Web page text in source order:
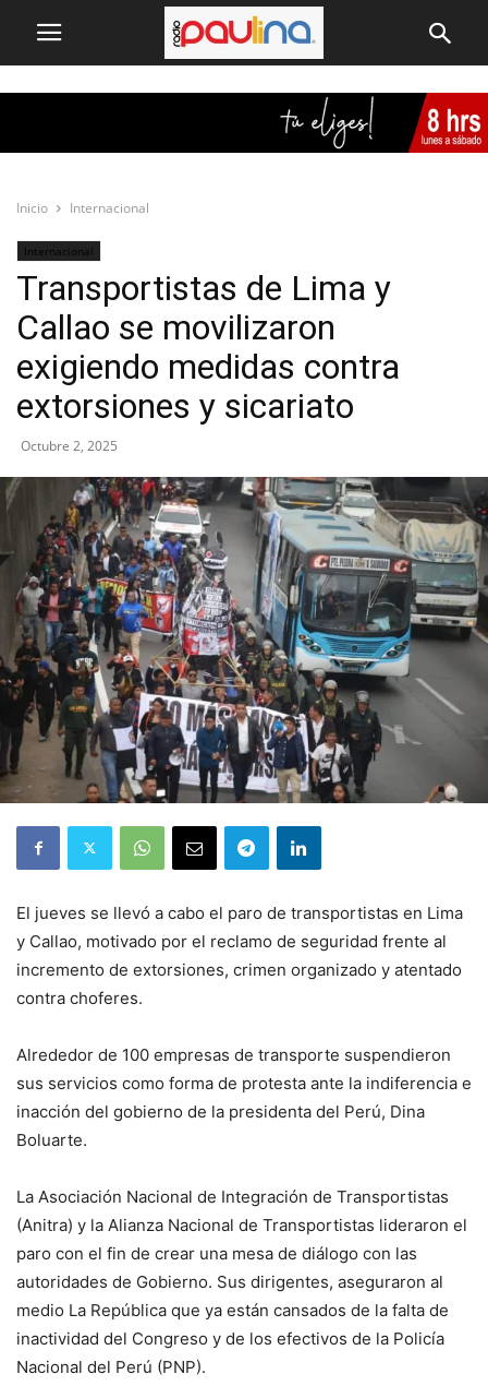
Inicio Internacional
Internacional
Transportistas de Lima y
Callao se movilizaron
exigiendo medidas contra
extorsiones y sicariato
Octubre 2, 2025
El jueves se llevó a cabo el paro de transportistas en Lima
y Callao, motivado por el reclamo de seguridad frente al
incremento de extorsiones, crimen organizado y atentado
contra choferes.
Alrededor de 100 empresas de transporte suspendieron
sus servicios como forma de protesta ante la indiferencia e
inacción del gobierno de la presidenta del Perú, Dina
Boluarte.
La Asociación Nacional de Integración de Transportistas
(Anitra) y la Alianza Nacional de Transportistas lideraron el
paro con el fin de crear una mesa de diálogo con las
autoridades de Gobierno. Sus dirigentes, aseguraron al
medio La República que ya están cansados de la falta de
inactividad del Congreso y de los efectivos de la Policía
Nacional del Perú (PNP).